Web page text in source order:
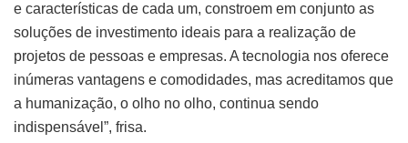
e características de cada um, constroem em conjunto as
soluções de investimento ideais para a realização de
projetos de pessoas e empresas. A tecnologia nos oferece
inúmeras vantagens e comodidades, mas acreditamos que
a humanização, o olho no olho, continua sendo
indispensável”, frisa.